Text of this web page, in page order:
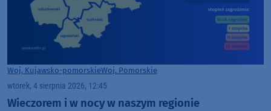
Woj. Kujawsko-pomorskieWoj. Pomorskie
wtorek, 4 sierpnia 2026, 12:45
Wieczorem i w nocy w naszym regionie